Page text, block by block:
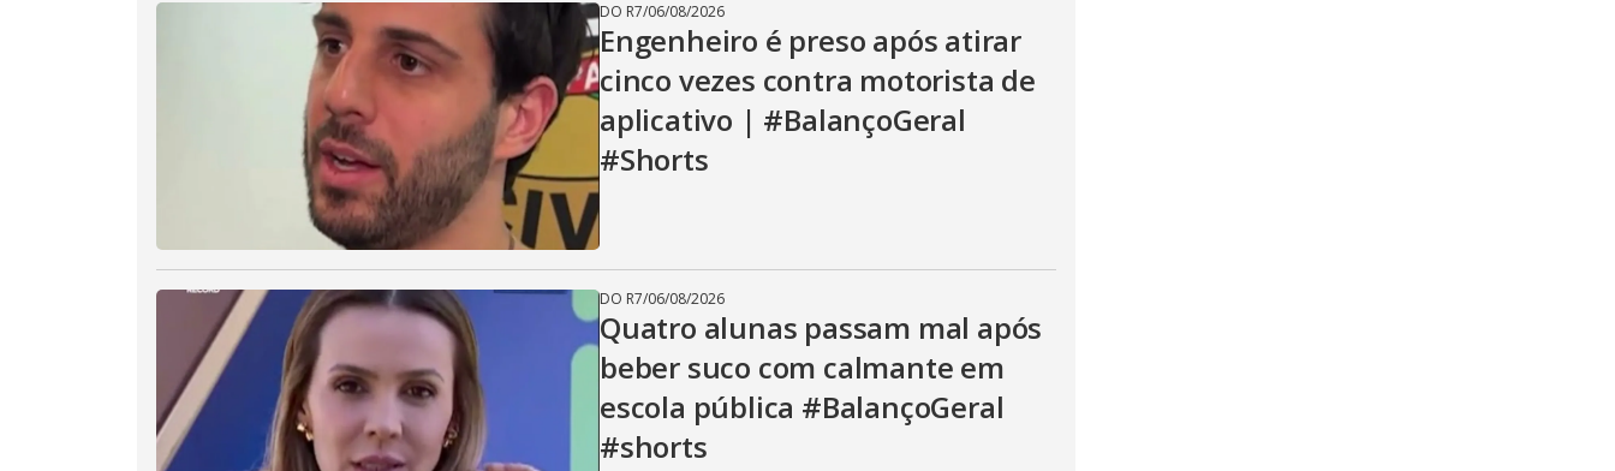
DO R7/06/08/2026
Engenheiro é preso após atirar
cinco vezes contra motorista de
aplicativo | #BalançoGeral
#Shorts
DO R7/06/08/2026
Quatro alunas passam mal após
beber suco com calmante em
escola pública #BalançoGeral
#shorts